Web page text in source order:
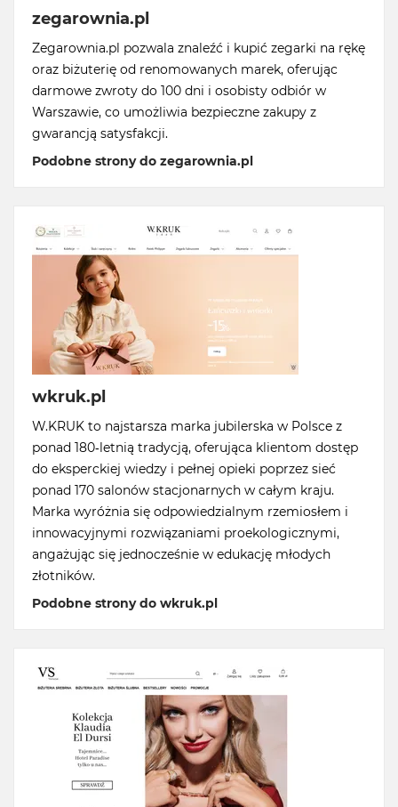
zegarownia.pl
Zegarownia.pl pozwala znaleźć i kupić zegarki na rękę
oraz biżuterię od renomowanych marek, oferując
darmowe zwroty do 100 dni i osobisty odbiór w
Warszawie, co umożliwia bezpieczne zakupy z
gwarancją satysfakcji.
Podobne strony do zegarownia.pl
wkruk.pl
W.KRUK to najstarsza marka jubilerska w Polsce z
ponad 180-letnią tradycją, oferująca klientom dostęp
do eksperckiej wiedzy i pełnej opieki poprzez sieć
ponad 170 salonów stacjonarnych w całym kraju.
Marka wyróżnia się odpowiedzialnym rzemiosłem i
innowacyjnymi rozwiązaniami proekologicznymi,
angażując się jednocześnie w edukację młodych
złotników.
Podobne strony do wkruk.pl